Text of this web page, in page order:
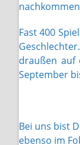
Fast 400
draußen auf
September
Bei uns bist
ebenso im